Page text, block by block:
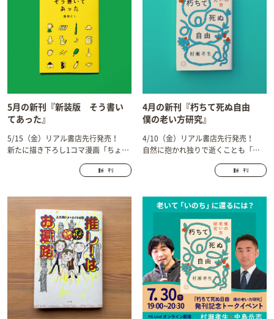
5月の新刊『新装版 そう書い
てあった』
5/15（金）リアル書店先行発売！
新たに描き下ろし1コマ漫画「ちょっ
4月の新刊『朽ちて死ぬ自由
僕の老い方研究』
4/10（金）リアル書店先行発売！
自然に抱かれ独りで逝くことも「あ
深まる母と過ごし考えた。38年介護
とは？